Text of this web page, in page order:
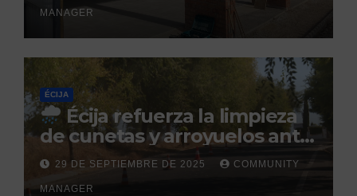
MANAGER
ÉCIJA
Écija refuerza la limpieza
de cunetas y arroyuelos ante
la llegada de las lluvias
otoñales
29 DE SEPTIEMBRE DE 2025 COMMUNITY
MANAGER